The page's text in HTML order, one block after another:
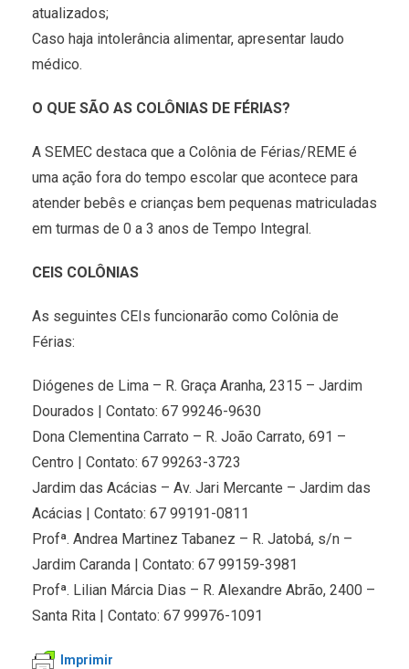
atualizados;
Caso haja intolerância alimentar, apresentar laudo
médico.
O QUE SÃO AS COLÔNIAS DE FÉRIAS?
A SEMEC destaca que a Colônia de Férias/REME é
uma ação fora do tempo escolar que acontece para
atender bebês e crianças bem pequenas matriculadas
em turmas de 0 a 3 anos de Tempo Integral.
CEIS COLÔNIAS
As seguintes CEIs funcionarão como Colônia de
Férias:
Diógenes de Lima – R. Graça Aranha, 2315 – Jardim
Dourados | Contato: 67 99246-9630
Dona Clementina Carrato – R. João Carrato, 691 –
Centro | Contato: 67 99263-3723
Jardim das Acácias – Av. Jari Mercante – Jardim das
Acácias | Contato: 67 99191-0811
Profª. Andrea Martinez Tabanez – R. Jatobá, s/n –
Jardim Caranda | Contato: 67 99159-3981
Profª. Lilian Márcia Dias – R. Alexandre Abrão, 2400 –
Santa Rita | Contato: 67 99976-1091
Imprimir